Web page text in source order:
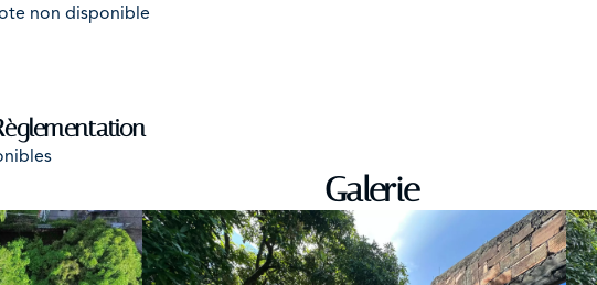
non disponible
Galerie